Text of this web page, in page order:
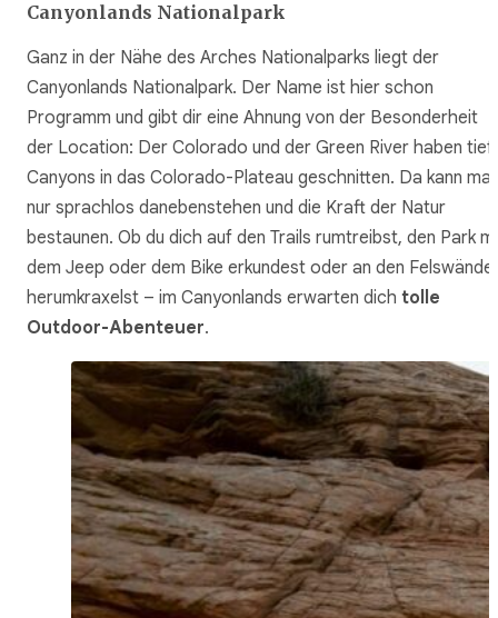
Canyonlands Nationalpark
Ganz in der Nähe des Arches Nationalparks liegt der
Canyonlands Nationalpark. Der Name ist hier schon
Programm und gibt dir eine Ahnung von der Besonderheit
der Location: Der Colorado und der Green River haben
Canyons in das Colorado-Plateau geschnitten. Da kann
nur sprachlos danebenstehen und die Kraft der Natur
bestaunen. Ob du dich auf den Trails rumtreibst, den Park
dem Jeep oder dem Bike erkundest oder an den
herumkraxelst – im Canyonlands erwarten dich tolle
Outdoor-Abenteuer.